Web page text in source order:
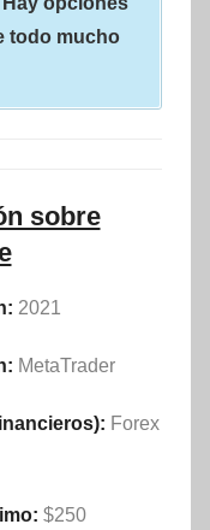
todo mucho
sobre
2021
MetaTrader
Forex
$250